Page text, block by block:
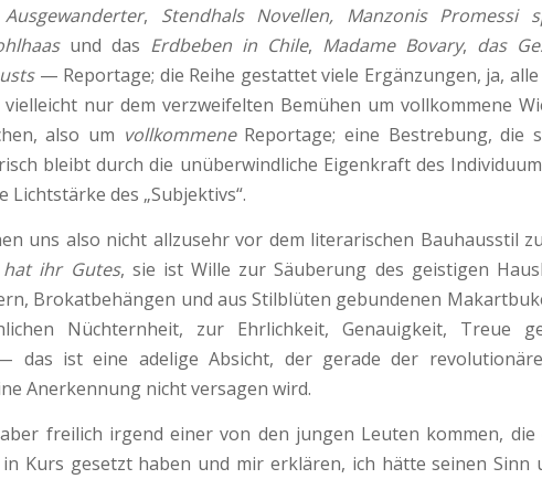
, Stendhals No­vellen, Manzonis Promessi
und das Erdbeben in Chile, Madame Bovary, das
— Reportage; die Reihe gestattet viele Ergänzun­gen, ja,
nur dem verzweifelten Bemühen um vollkommene
also um vollkom­meneReportage; eine Bestrebung, die
bleibt durch die unüberwind­liche Eigenkraft des
Lichtstärke des „Subjektivs“.
uns also nicht allzusehr vor dem literarischen Bauhausstil
hat ihr Gutes, sie ist Wille zur Säuberung des geistigen
Brokatbehängen und aus Stilblüten ge­bundenen
Nüchternheit, zur Ehrlichkeit, Genauigkeit, Treue
das ist eine adelige Absicht, der gerade der
Anerkennung nicht versagen wird.
freilich irgend einer von den jungen Leuten kommen, die
Kurs gesetzt haben und mir erklären, ich hätte seinen Sinn